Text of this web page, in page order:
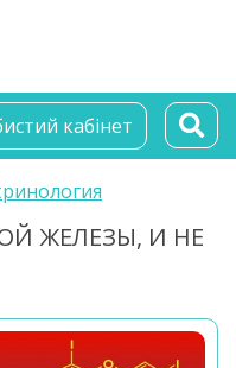
кабінет
ЖЕЛЕЗЫ, И НЕ